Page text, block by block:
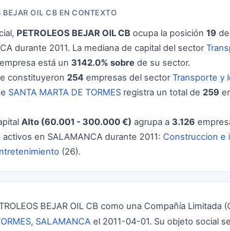
BEJAR OIL CB EN CONTEXTO
PETROLEOS BEJAR OIL CB ocupa la posición 19
durante 2011. La mediana de capital del sector
está un 3142.0% sobre de su sector.
constituyeron 254 empresas del sectorTransporte y
SANTA MARTA DE TORMES registra un total de 259
Alto (60.001 - 300.000 €) agrupa a 3.126
en SALAMANCA durante 2011: Construccion e
(26).
BEJAR OIL CB como una Compañía Limitada
, SALAMANCA el 2011-04-01. Su objeto social